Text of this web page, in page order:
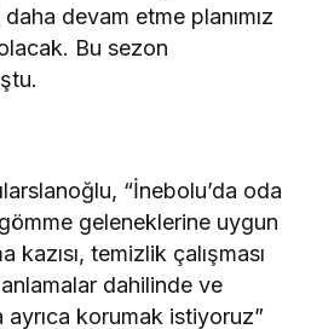
devam etme planımız
Bu sezon
“İnebolu’da oda
geleneklerine uygun
temizlik çalışması
dahilinde ve
ayrıca korumak istiyoruz”